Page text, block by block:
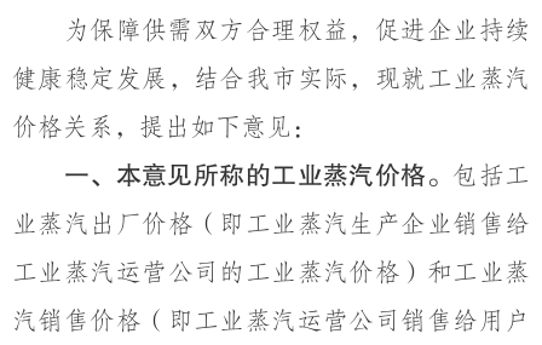
为保障供需双方合理权益，促进企业持续
健康稳定发展，结合我市实际，现就工业蒸汽
价格关系，提出如下意见：
一、本意见所称的工业蒸汽价格。 包括工
业蒸汽出厂价格（即工业蒸汽生产企业销售给
工业蒸汽运营公司的工业蒸汽价格）和工业蒸
汽销售价格（即工业蒸汽运营公司销售给用户